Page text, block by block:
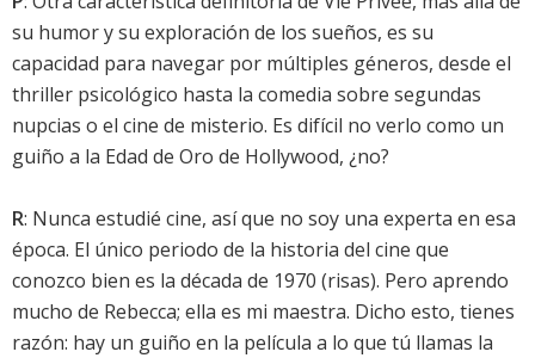
su humor y su exploración de los sueños, es su
capacidad para navegar por múltiples géneros, desde el
thriller psicológico hasta la comedia sobre segundas
nupcias o el cine de misterio. Es difícil no verlo como un
guiño a la Edad de Oro de Hollywood, ¿no?
R: Nunca estudié cine, así que no soy una experta en esa
época. El único periodo de la historia del cine que
conozco bien es la década de 1970 (risas). Pero aprendo
mucho de Rebecca; ella es mi maestra. Dicho esto, tienes
razón: hay un guiño en la película a lo que tú llamas la